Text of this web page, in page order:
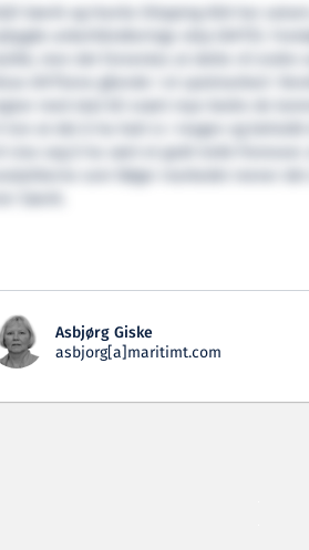
Njål Sævik og Havila Shipping ASA har
nybygde ankerhåndterings-skip (AHTS).
butikk, men det forventes at dette vil endre
disse AHTSene gående i et spotmarked i
regner med skal bli svært mye bedre de
Vi tror at det å ha hatt is i magen og
vil vise seg å ha vært et godt trekk fremover.
analytikerne som følger markedet mener
Asbjørg Giske
asbjorg[a]maritimt.com